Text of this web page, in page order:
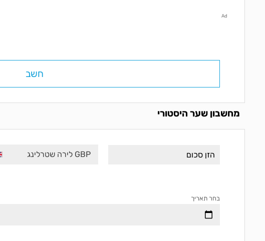
Ad
חשב
מחשבון שער היסטורי
GBP לירה שטרלינג
בחר תאריך